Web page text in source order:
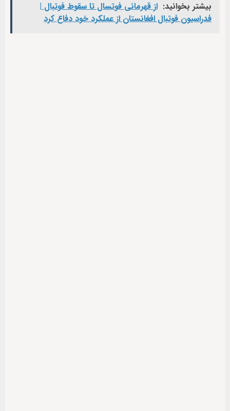
بیشتر بخوانید: از قهرمانی فوتسال تا سقوط فوتبال |
فدراسیون فوتبال افغانستان از عملکرد خود دفاع کرد